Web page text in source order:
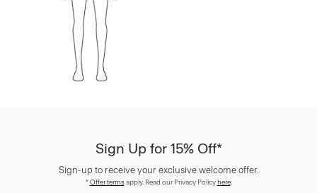
Sign Up for 15% Off*
Sign-up to receive your exclusive welcome offer.
*Offer termsapply. Read our Privacy Policyhere.